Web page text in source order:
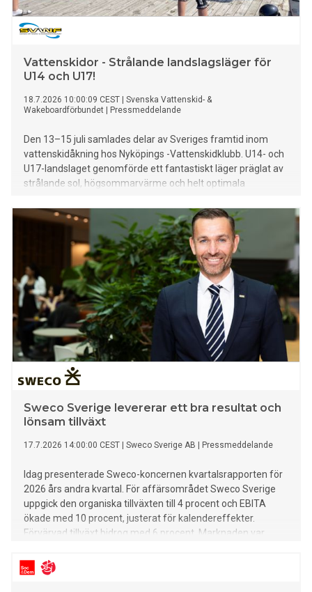
Vattenskidor - Strålande landslagsläger för
U14 och U17!
18.7.2026 10:00:09 CEST
Svenska Vattenskid- &
Wakeboardförbundet
Pressmeddelande
Den 13–15 juli samlades delar av Sveriges framtid inom
vattenskidåkning hos Nyköpings -Vattenskidklubb. U14- och
U17-landslaget genomförde ett fantastiskt läger präglat av
strålande sol, högsommarvärme och helt optimala
Sweco Sverige levererar ett bra resultat och
lönsam tillväxt
17.7.2026 14:00:00 CEST Sweco Sverige AB Pressmeddelande
Idag presenterade Sweco-koncernen kvartalsrapporten för
2026 års andra kvartal. För affärsområdet Sweco Sverige
uppgick den organiska tillväxten till 4 procent och EBITA
ökade med 10 procent, justerat för kalendereffekter.
Förvärvad tillväxt bidrog med 6 procent. Marknaden var